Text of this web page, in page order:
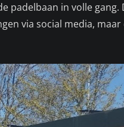
padelbaan in volle
via social media,